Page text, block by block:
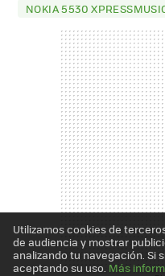
NOKIA 5530
Utilizamos cookies de
de audiencia y mostrar
analizando tu navegación. Si
aceptando su uso. Más